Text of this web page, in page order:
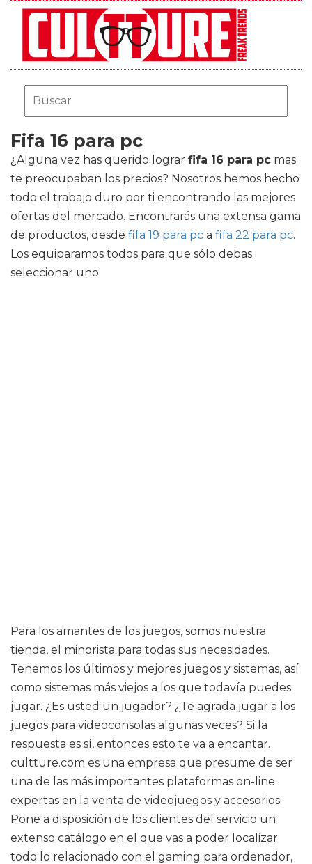
Fifa 16 para pc
¿Alguna vez has querido lograr fifa 16 para pc mas
te preocupaban los precios? Nosotros hemos hecho
todo el trabajo duro por ti encontrando las mejores
ofertas del mercado. Encontrarás una extensa gama
de productos, desde fifa 19 para pc a fifa 22 para pc.
Los equiparamos todos para que sólo debas
seleccionar uno.
Para los amantes de los juegos, somos nuestra
tienda, el minorista para todas sus necesidades.
Tenemos los últimos y mejores juegos y sistemas, así
como sistemas más viejos a los que todavía puedes
jugar. ¿Es usted un jugador? ¿Te agrada jugar a los
juegos para videoconsolas algunas veces? Si la
respuesta es sí, entonces esto te va a encantar.
cultture.com es una empresa que presume de ser
una de las más importantes plataformas on-line
expertas en la venta de videojuegos y accesorios.
Pone a disposición de los clientes del servicio un
extenso catálogo en el que vas a poder localizar
todo lo relacionado con el gaming para ordenador,